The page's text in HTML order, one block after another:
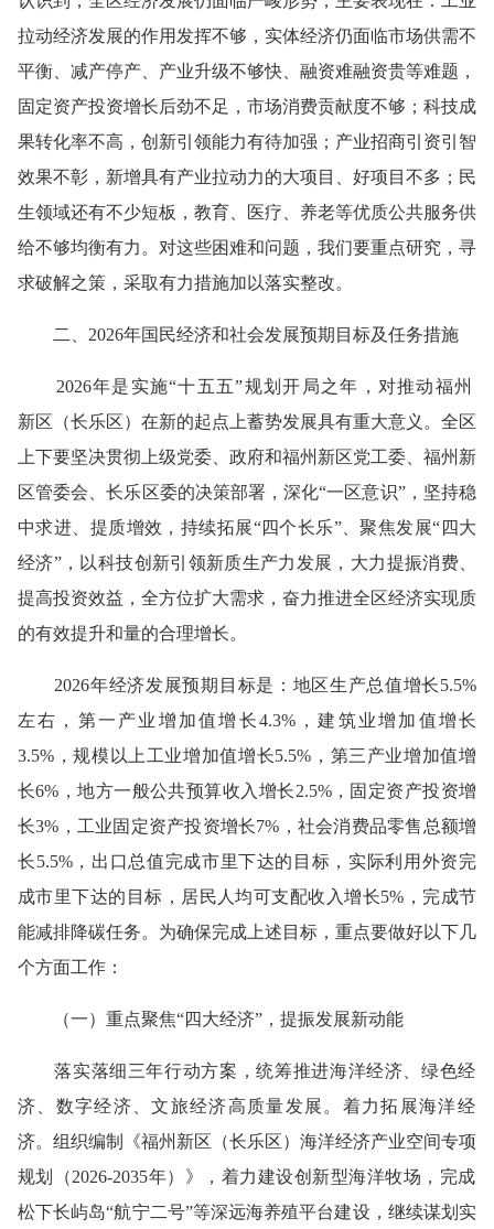
拉动经济发展的作用发挥不够，实体经济仍面临市场供需不
平衡、减产停产、产业升级不够快、融资难融资贵等难题，
固定资产投资增长后劲不足，市场消费贡献度不够；科技成
果转化率不高，创新引领能力有待加强；产业招商引资引智
效果不彰，新增具有产业拉动力的大项目、好项目不多；民
生领域还有不少短板，教育、医疗、养老等优质公共服务供
给不够均衡有力。对这些困难和问题，我们要重点研究，寻
求破解之策，采取有力措施加以落实整改。
二、2026年国民经济和社会发展预期目标及任务措施
2026年是实施“十五五”规划开局之年 ， 对推动福州
新区 （长乐区）在新的起点上蓄势发展具有重大意义。全区
上下要坚决贯彻 上级党委、政府和福州新区党工委、福州新
区管委会、长乐区委的决策部署，深化“一区意识”，坚持稳
中求进、提质增效，持续拓展“四个长乐”、聚焦发展“四大
经济”，以科技创新引领新质生产力发展，大力提振消费、
提高投资效益， 全方位扩大需求，奋力推进全区经济实现质
的有效提升和量的合理增长。
2026年经济发展预期目标是：地区生产总值增长5.5%
左右，第一产业增加值增长4.3%，建筑业增加值增长
3.5%，规模以上工业增加值增长5.5%，第三产业增加值增
长6%，地方一般公共预算收入增长2.5%，固定资产投资增
长3%，工业固定资产投资增长7%，社会消费品零售总额增
长5.5%，出口总值完成市里下达的目标，实际利用外资完
成市里下达的目标，居民人均可支配收入增长5%，完成节
能减排降碳任务。为确保完成上述目标，重点要做好以下几
个方面工作 ：
（一）重点聚焦“四大经济”，提振发展新动能
落实落细三年行动方案，统筹推进海洋经济、绿色经
济、数字经济、文旅经济高质量发展。 着力拓展海洋经
济。 组织编制《福州新区（长乐区）海洋经济产业空间专项
规划（2026-2035年） 》，着力建设创新型海洋牧场，完成
松下长屿岛“航宁二号”等深远海养殖平台建设，继续谋划实